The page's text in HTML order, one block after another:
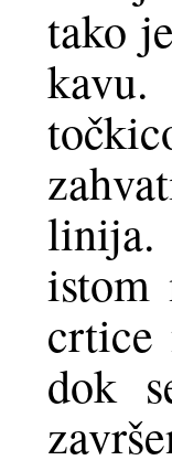
tako
linija.
istom
crtice
dok